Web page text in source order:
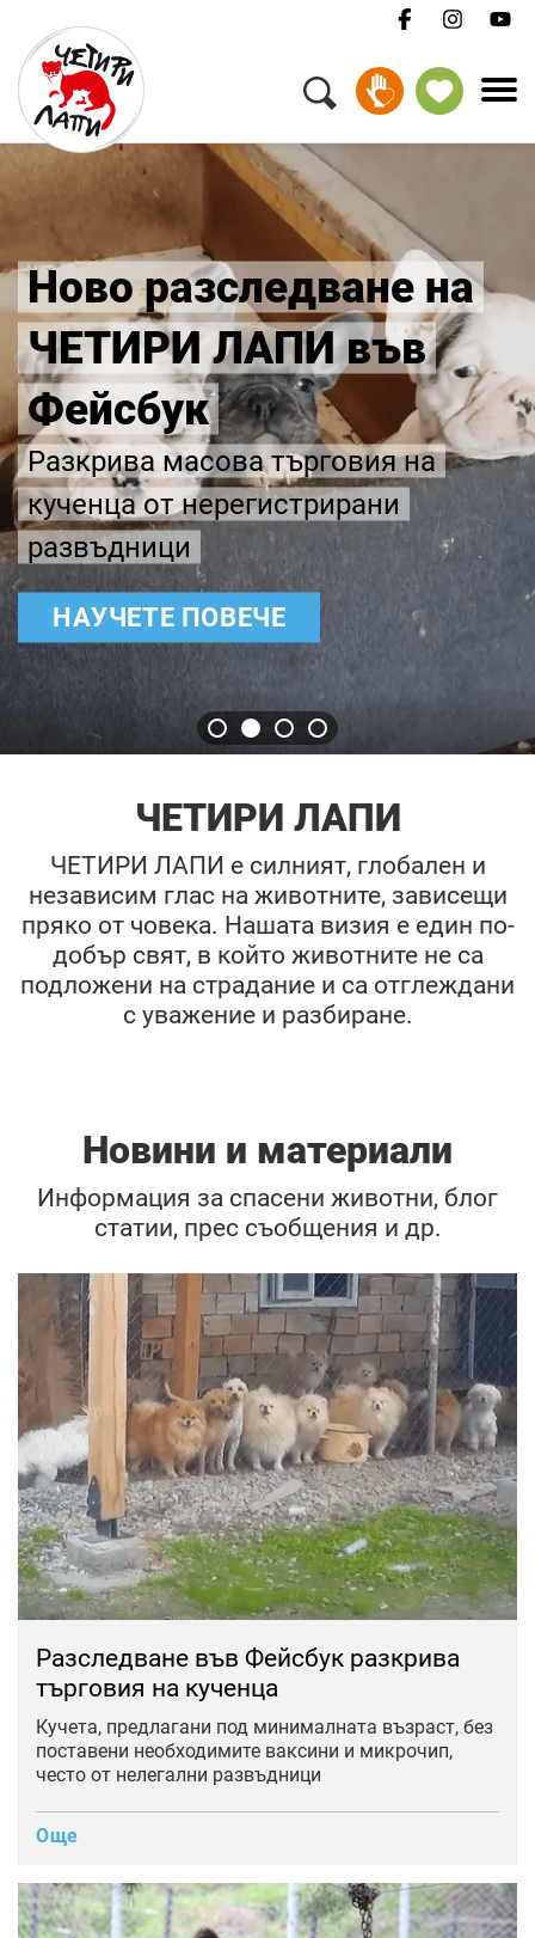
Ново разследване на
ЧЕТИРИ ЛАПИ във
Фейсбук
Разкрива масова търговия на
кученца от нерегистрирани
развъдници
НАУЧЕТЕ ПОВЕЧЕ
ЧЕТИРИ ЛАПИ
ЧЕТИРИ ЛАПИ е силният, глобален и
независим глас на животните, зависещи
пряко от човека. Нашата визия е един по-
добър свят, в който животните не са
подложени на страдание и са отглеждани
с уважение и разбиране.
Новини и материали
Информация за спасени животни, блог
статии, прес съобщения и др.
Разследване във Фейсбук разкрива
търговия на кученца
Кучета, предлагани под минималната възраст, без
поставени необходимите ваксини и микрочип,
често от нелегални развъдници
Още